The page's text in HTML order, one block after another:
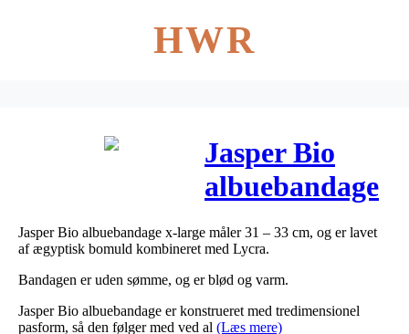
HWR
Jasper Bio
albuebandage
x-large 1 stk
Jasper Bio albuebandage x-large måler 31 – 33 cm, og er lavet
af ægyptisk bomuld kombineret med Lycra.
Bandagen er uden sømme, og er blød og varm.
Jasper Bio albuebandage er konstrueret med tredimensionel
pasform, så den følger med ved al (Læs mere)